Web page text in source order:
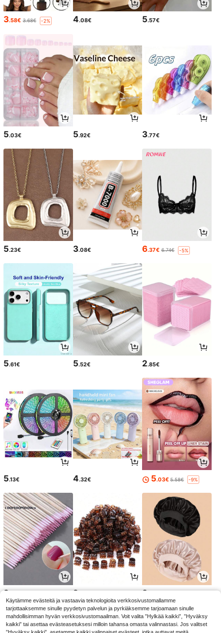
3.58€ 3.68€ -2% 4.08€ 5.57€
5.03€ 5.92€ 3.77€
5.23€ 3.08€ 6.37€ 6.74€ -5%
5.61€ 5.52€ 2.85€
5.13€ 4.32€ 5.03€ 5.58€ -9%
3 2 3
Käytämme evästeitä ja vastaavia teknologioita verkkosivustomallamme
tarjottaaksemme sinulle pyydetyn palvelun ja pyrkiäksemme tarjoamaan sinulle
mahdollisimman hyvän verkkosivustomaailman. Voit valita ”Hylkää kaikki”, ”Hyväksy
kaikki” tai asettaa evästeasetuksesi milloin tahansa omasta valinnastasi. Jos valitset